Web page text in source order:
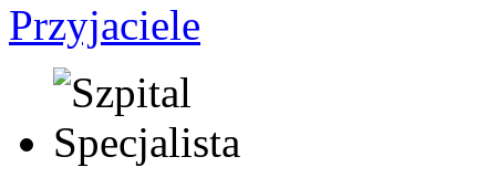
Przyjaciele